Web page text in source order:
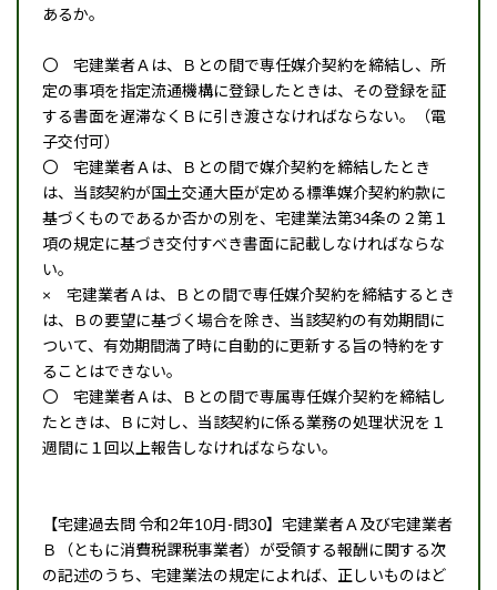
あるか。
〇 宅建業者Ａは、Ｂとの間で専任媒介契約を締結し、所
定の事項を指定流通機構に登録したときは、その登録を証
する書面を遅滞なくＢに引き渡さなければならない。（電
子交付可）
〇 宅建業者Ａは、Ｂとの間で媒介契約を締結したとき
は、当該契約が国土交通大臣が定める標準媒介契約約款に
基づくものであるか否かの別を、宅建業法第34条の２第１
項の規定に基づき交付すべき書面に記載しなければならな
い。
× 宅建業者Ａは、Ｂとの間で専任媒介契約を締結するとき
は、Ｂの要望に基づく場合を除き、当該契約の有効期間に
ついて、有効期間満了時に自動的に更新する旨の特約をす
ることはできない。
〇 宅建業者Ａは、Ｂとの間で専属専任媒介契約を締結し
たときは、Ｂに対し、当該契約に係る業務の処理状況を１
週間に１回以上報告しなければならない。
【宅建過去問 令和2年10月-問30】宅建業者Ａ及び宅建業者
Ｂ（ともに消費税課税事業者）が受領する報酬に関する次
の記述のうち、宅建業法の規定によれば、正しいものはど